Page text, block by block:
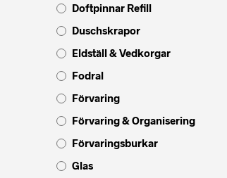
Doftpinnar Refill
Duschskrapor
Eldställ & Vedkorgar
Fodral
Förvaring
Förvaring & Organisering
Förvaringsburkar
Glas